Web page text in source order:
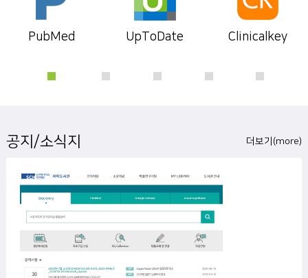
PubMed UpToDate Clinicalkey
공지/소식지 더보기(more)